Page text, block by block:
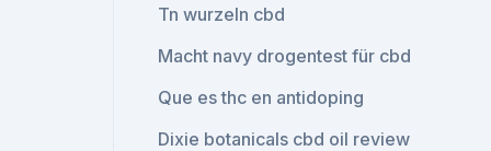
Tn wurzeln cbd
Macht navy drogentest für cbd
Que es thc en antidoping
Dixie botanicals cbd oil review